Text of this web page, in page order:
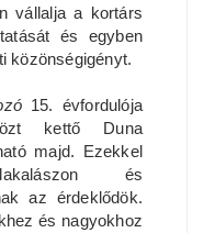
vállalja a kortárs
és egyben
közönségigényt.
15. évfordulója
kettő Duna
majd. Ezekkel
és
az érdeklődök.
és nagyokhoz